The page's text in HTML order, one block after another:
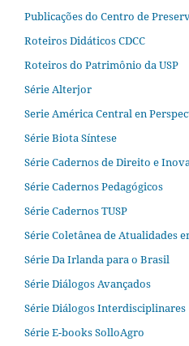
Publicações do Centro de
Roteiros Didáticos CDCC
Roteiros do Patrimônio da USP
Série Alterjor
Serie América Central en
Série Biota Síntese
Série Cadernos de Direito e
Série Cadernos Pedagógicos
Série Cadernos TUSP
Série Coletânea de Atualidades
Série Da Irlanda para o Brasil
Série Diálogos Avançados
Série Diálogos Interdisciplinares
Série E-books SolloAgro